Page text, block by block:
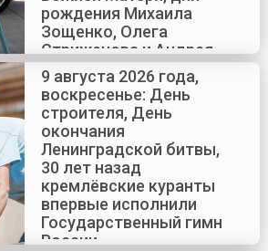
рождения Михаила
Зощенко, Олега
Стриженова и Андрея
Краско
9 августа 2026 года,
воскресенье: День
строителя, День
окончания
Ленинградской битвы,
30 лет назад
кремлёвские куранты
впервые исполнили
Государственный гимн
России